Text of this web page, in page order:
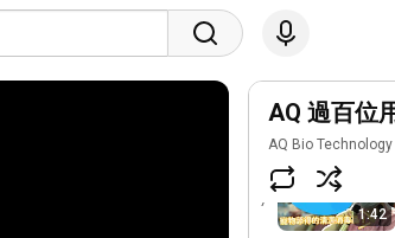
AQ 過百位
AQ Bio
0:25
7
1:42